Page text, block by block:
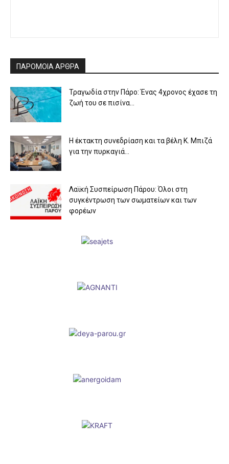
ΠΑΡΟΜΟΙΑ ΑΡΘΡΑ
Τραγωδία στην Πάρο: Ένας 4χρονος έχασε τη
ζωή του σε πισίνα...
Η έκτακτη συνεδρίαση και τα βέλη Κ. Μπιζά
για την πυρκαγιά...
Λαϊκή Συσπείρωση Πάρου: Όλοι στη
συγκέντρωση των σωματείων και των
φορέων